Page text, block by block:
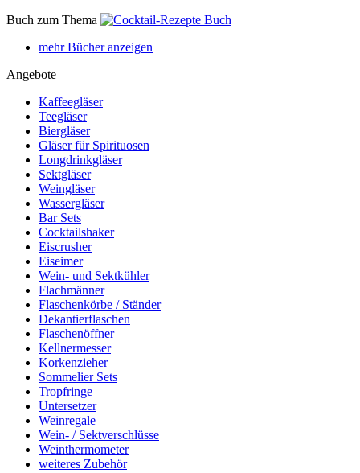
Buch zum Thema
mehr Bücher anzeigen
Angebote
Kaffeegläser
Teegläser
Biergläser
Gläser für Spirituosen
Longdrinkgläser
Sektgläser
Weingläser
Wassergläser
Bar Sets
Cocktailshaker
Eiscrusher
Eiseimer
Wein- und Sektkühler
Flachmänner
Flaschenkörbe / Ständer
Dekantierflaschen
Flaschenöffner
Kellnermesser
Korkenzieher
Sommelier Sets
Tropfringe
Untersetzer
Weinregale
Wein- / Sektverschlüsse
Weinthermometer
weiteres Zubehör